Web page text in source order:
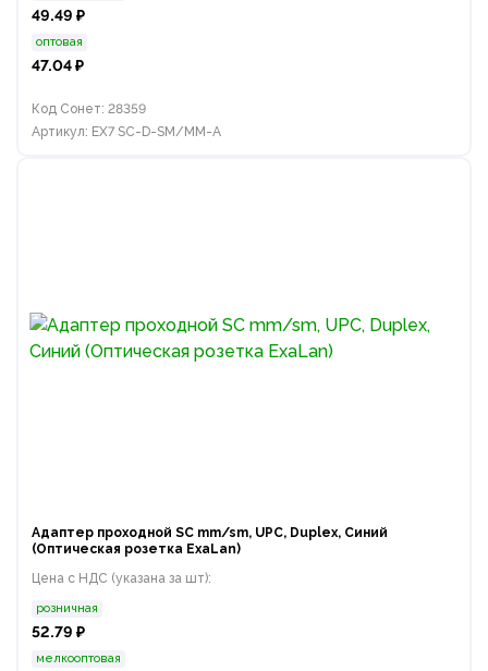
49.49 ₽
оптовая
47.04 ₽
Код Сонет: 28359
Артикул: EX7 SC-D-SM/MM-A
Адаптер проходной SC mm/sm, UPC, Duplex, Синий
(Оптическая розетка ExaLan)
Цена с НДС (указана за шт):
розничная
52.79 ₽
мелкооптовая